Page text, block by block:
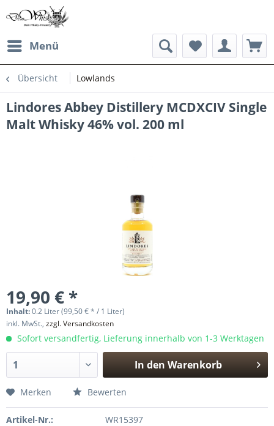
Menü
Übersicht Lowlands
Lindores Abbey Distillery MCDXCIV Single
Malt Whisky 46% vol. 200 ml
19,90 € *
Inhalt:0.2 Liter (99,50 € * / 1 Liter)
inkl. MwSt., zzgl. Versandkosten
Sofort versandfertig, Lieferung innerhalb von 1-3 Werktagen
In den Warenkorb
Merken Bewerten
Artikel-Nr.:
WR15397